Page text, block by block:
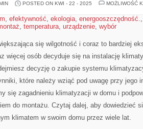
POSTED ON KWI - 22 - 2025
MOŻLIWOŚĆ
, efektywność, ekologia, energooszczędność.
, temperatura, urządzenie, wybór
​się wilgotność i coraz to bardziej
więcej osób decyduje się na instalację
decyzję o ⁣zakupie systemu‍
które należy wziąć pod⁢ uwagę przy jego
się zagadnieniu klimatyzacji ⁣w domu i
do ​montażu. Czytaj dalej, aby dowiedzieć
klimatem w swoim domu przez wiele lat.